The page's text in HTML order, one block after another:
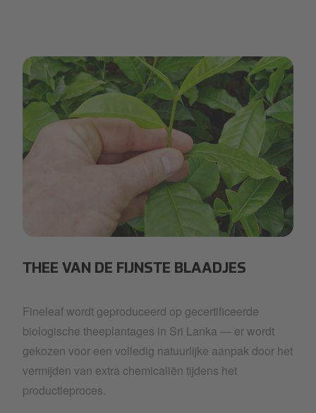
THEE VAN DE FIJNSTE BLAADJES
Fineleaf wordt geproduceerd op gecertificeerde
biologische theeplantages in Sri Lanka — er wordt
gekozen voor een volledig natuurlijke aanpak door het
vermijden van extra chemicaliën tijdens het
productieproces.